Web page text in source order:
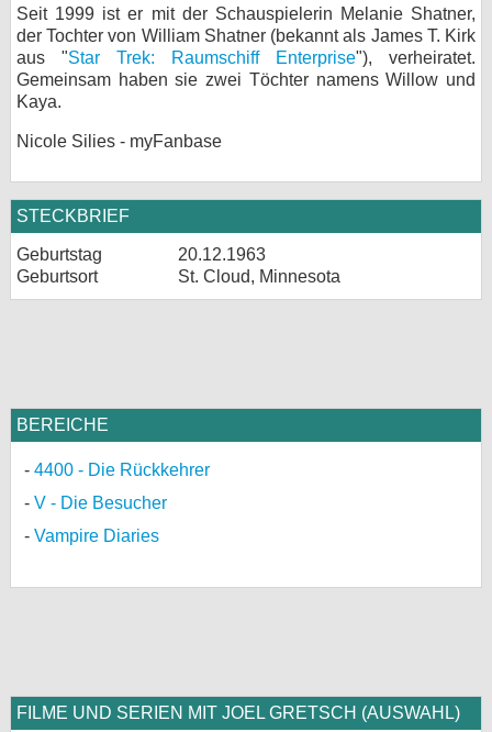
Seit 1999 ist er mit der Schauspielerin Melanie Shatner,
der Tochter von William Shatner (bekannt als James T. Kirk
aus "Star Trek: Raumschiff Enterprise"), verheiratet.
Gemeinsam haben sie zwei Töchter namens Willow und
Kaya.
Nicole Silies - myFanbase
STECKBRIEF
Geburtstag
20.12.1963
Geburtsort
St. Cloud, Minnesota
BEREICHE
4400 - Die Rückkehrer
V - Die Besucher
Vampire Diaries
FILME UND SERIEN MIT JOEL GRETSCH (AUSWAHL)